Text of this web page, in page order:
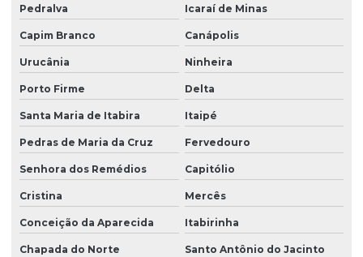
Pedralva Icaraí de Minas
Capim Branco Canápolis
Urucânia Ninheira
Porto Firme Delta
Santa Maria de Itabira Itaipé
Pedras de Maria da Cruz Fervedouro
Senhora dos Remédios Capitólio
Cristina Mercês
Conceição da Aparecida Itabirinha
Chapada do Norte Santo Antônio do Jacinto